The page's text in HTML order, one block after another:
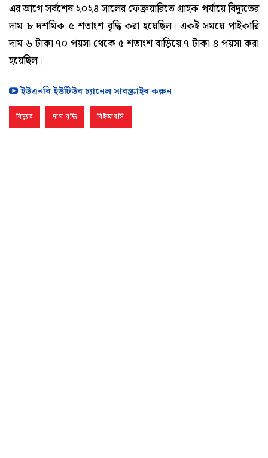
এর আগে সর্বশেষ ২০২৪ সালের ফেব্রুয়ারিতে গ্রাহক পর্যায়ে বিদ্যুতের
দাম ৮ দশমিক ৫ শতাংশ বৃদ্ধি করা হয়েছিল। একই সময়ে পাইকারি
দাম ৬ টাকা ৭০ পয়সা থেকে ৫ শতাংশ বাড়িয়ে ৭ টাকা ৪ পয়সা করা
হয়েছিল।
ইউএনবি ইউটিউব চ্যানেল সাবস্ক্রাইব করুন
বিদ্যুত দাম বৃদ্ধি বিইআরসি